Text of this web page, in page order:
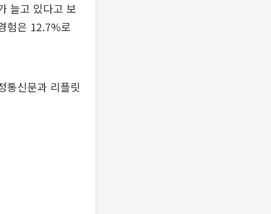
늘고 있다고 보
험은 12.7%로
통신문과 리플릿